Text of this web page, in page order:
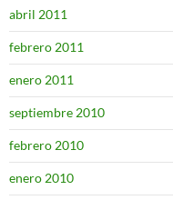
abril 2011
febrero 2011
enero 2011
septiembre 2010
febrero 2010
enero 2010